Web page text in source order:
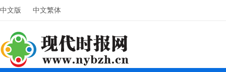
中文版 中文繁体